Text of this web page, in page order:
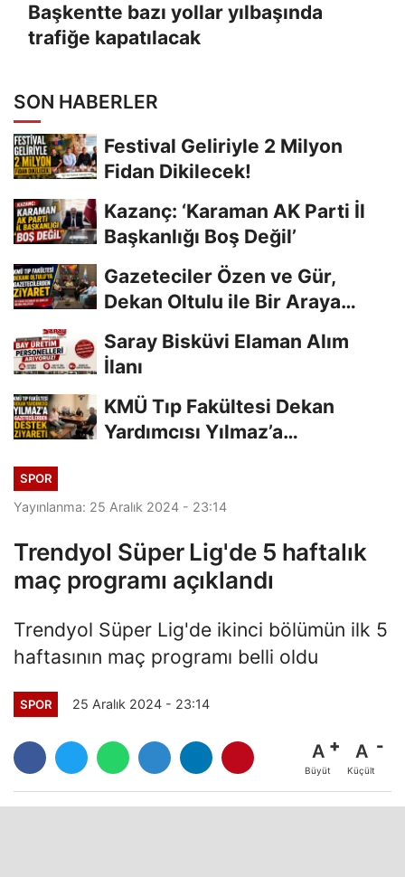
Başkentte bazı yollar yılbaşında
trafiğe kapatılacak
SON HABERLER
Festival Geliriyle 2 Milyon
Fidan Dikilecek!
Kazanç: ‘Karaman AK Parti İl
Başkanlığı Boş Değil’
Gazeteciler Özen ve Gür,
Dekan Oltulu ile Bir Araya
Saray Bisküvi Elaman Alım
İlanı
KMÜ Tıp Fakültesi Dekan
Yardımcısı Yılmaz’a
SPOR
Yayınlanma: 25 Aralık 2024 - 23:14
Trendyol Süper Lig'de 5 haftalık
maç programı açıklandı
Trendyol Süper Lig'de ikinci bölümün ilk 5
haftasının maç programı belli oldu
SPOR 25 Aralık 2024 - 23:14
A
Büyüt
A
Küçült